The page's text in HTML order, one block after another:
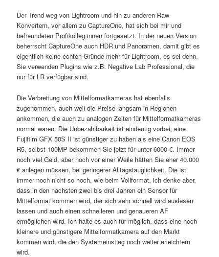
Der Trend weg von Lightroom und hin zu anderen Raw-
Konvertern, vor allem zu CaptureOne, hat sich bei mir und
befreundeten Profikolleg:innen fortgesetzt. In der neuen Version
beherrscht CaptureOne auch HDR und Panoramen, damit gibt es
eigentlich keine echten Gründe mehr für Lightroom, es sei denn,
Sie verwenden Plugins wie z.B. Negative Lab Professional, die
nur für LR verfügbar sind.
Die Verbreitung von Mittelformatkameras hat ebenfalls
zugenommen, auch weil die Preise langsam in Regionen
ankommen, die auch zu analogen Zeiten für Mittelformatkameras
normal waren. Die Unbezahlbarkeit ist eindeutig vorbei, eine
Fujifilm GFX 50S II ist günstiger zu haben als eine Canon EOS
R5, selbst 100MP bekommen Sie jetzt für unter 6000 €. Immer
noch viel Geld, aber noch vor einer Weile hätten Sie eher 40.000
€ anlegen müssen, bei geringerer Alltagstauglichkeit. Die ist
immer noch nicht so hoch, wie beim Vollformat, ich denke aber,
dass in den nächsten zwei bis drei Jahren ein Sensor für
Mittelformat kommen wird, der sich sehr schnell wird auslesen
lassen und auch einen schnelleren und genaueren AF
ermöglichen wird. Ich halte es auch für möglich, dass eine noch
kleinere und günstigere Mittelformatkamera auf den Markt
kommen wird, die den Systemeinstieg noch weiter erleichtern
wird.